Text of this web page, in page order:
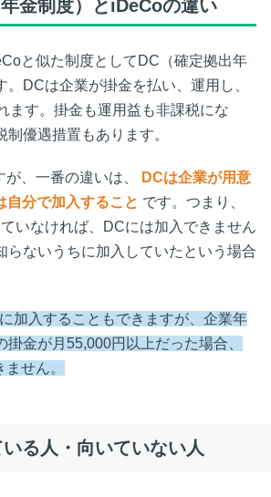
金制度）とiDeCoの違い
と似た制度としてDC（確定拠出年
。DCは企業が掛金を払い、運用し、
ます。掛金も運用益も非課税にな
制優遇措置もあります。
、一番の違いは、
DCは企業が用意
分で加入すること です。つまり、
いなければ、DCには加入できません
らないうちに加入していたという場合
加入することもできますが、企業年
掛金が月55,000円以上だった場合、
せん。
る人・向いていない人